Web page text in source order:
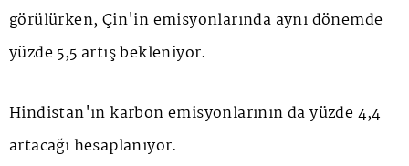
görülürken, Çin'in emisyonlarında aynı dönemde
yüzde 5,5 artış bekleniyor.
Hindistan'ın karbon emisyonlarının da yüzde 4,4
artacağı hesaplanıyor.